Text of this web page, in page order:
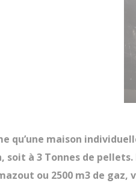
qu’une maison
soit à 3 Tonnes de
ou 2500 m3 de gaz,